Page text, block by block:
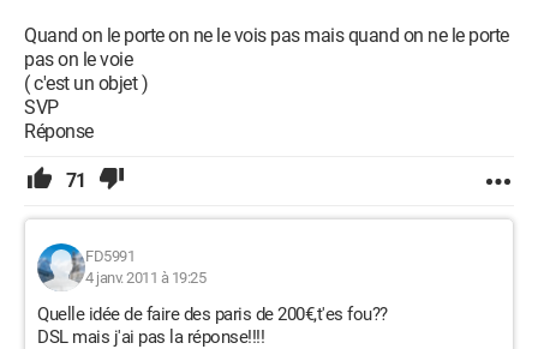
Quand on le porte on ne le vois pas mais quand on ne le porte
pas on le voie
( c'est un objet )
SVP
Réponse
71
FD5991
4 janv. 2011 à 19:25
Quelle idée de faire des paris de 200€,t'es fou??
DSL mais j'ai pas la réponse!!!!